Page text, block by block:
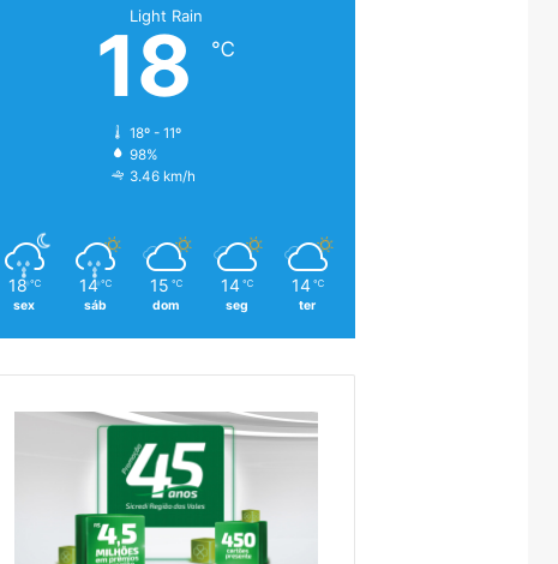
Light Rain
18 ℃
18º - 11º
98%
3.46 km/h
18 ℃
sex
14 ℃
sáb
15 ℃
dom
14 ℃
seg
14 ℃
ter